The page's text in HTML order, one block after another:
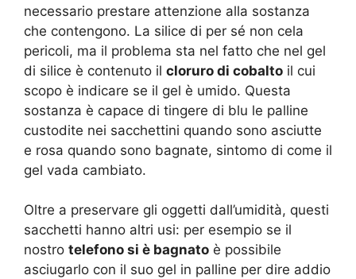
necessario prestare attenzione alla sostanza
che contengono. La silice di per sé non cela
pericoli, ma il problema sta nel fatto che nel gel
di silice è contenuto il cloruro di cobalto il cui
scopo è indicare se il gel è umido. Questa
sostanza è capace di tingere di blu le palline
custodite nei sacchettini quando sono asciutte
e rosa quando sono bagnate, sintomo di come il
gel vada cambiato.
Oltre a preservare gli oggetti dall’umidità, questi
sacchetti hanno altri usi: per esempio se il
nostro telefono si è bagnato è possibile
asciugarlo con il suo gel in palline per dire addio